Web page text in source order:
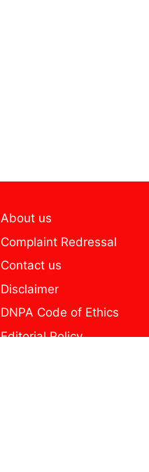
About us
Complaint Redressal
Contact us
Disclaimer
DNPA Code of Ethics
Editorial Policy